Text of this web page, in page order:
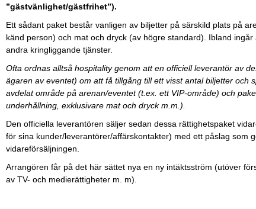
”gästvänlighet/gästfrihet”).
Ett sådant paket består vanligen av biljetter på särskild plats på
känd person) och mat och dryck (av högre standard). Ibland
andra kringliggande tjänster.
Ofta ordnas alltså hospitality genom att en officiell leverantör av
ägaren av eventet) om att få tillgång till ett visst antal biljetter och
avdelat område på arenan/eventet (t.ex. ett VIP-område) och
underhållning, exklusivare mat och dryck m.m.).
Den officiella leverantören säljer sedan dessa rättighetspaket
för sina kunder/leverantörer/affärskontakter) med ett påslag som
vidareförsäljningen.
Arrangören får på det här sättet nya en ny intäktsström (utöver
av TV- och medierättigheter m. m).